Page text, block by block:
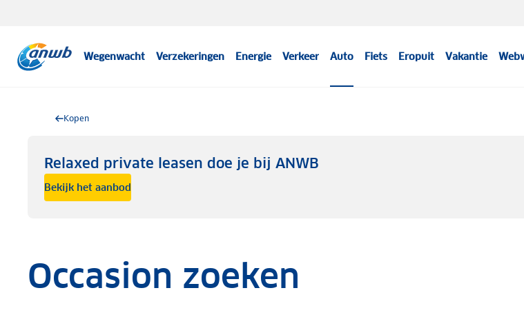
Wegenwacht Verzekeringen Energie Verkeer Auto Fiets Eropuit Vakantie
Kopen
Relaxed private leasen doe je bij ANWB
Bekijk het aanbod
Occasion zoeken